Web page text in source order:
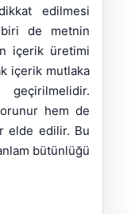
edilmesi
de metnin
içerik üretimi
içerik mutlaka
geçirilmelidir.
hem de
elde edilir. Bu
bütünlüğü